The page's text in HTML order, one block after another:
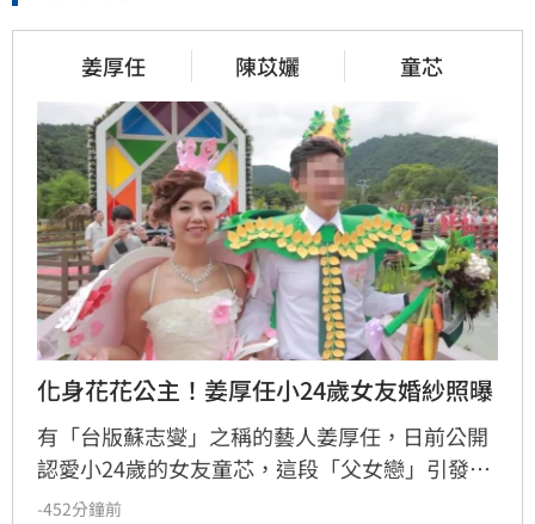
姜厚任 陳苡孋 童芯
化身花花公主！姜厚任小24歲女友婚紗照曝
有「台版蘇志燮」之稱的藝人姜厚任，日前公開
認愛小24歲的女友童芯，這段「父女戀」引發高
度關注。隨之而來的是女方過往經歷遭起底，包
-452分鐘前